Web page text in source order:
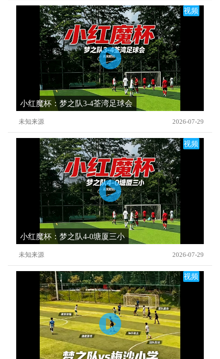
视频
小红魔杯：梦之队3-4荃湾足球会
未知来源 2026-07-29
视频
小红魔杯：梦之队4-0塘厦三小
未知来源 2026-07-29
视频